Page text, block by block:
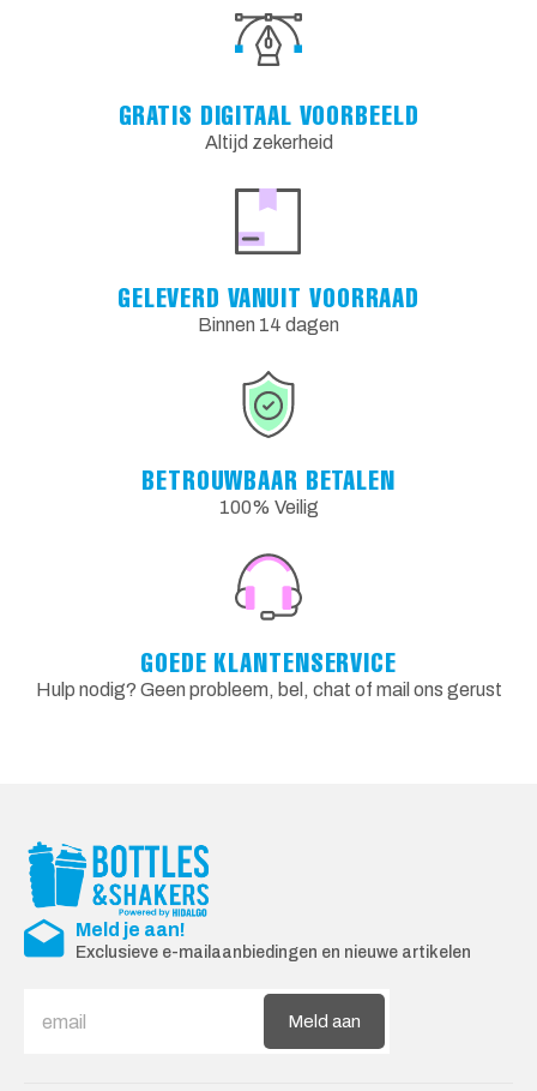
GRATIS DIGITAAL VOORBEELD
Altijd zekerheid
GELEVERD VANUIT VOORRAAD
Binnen 14 dagen
BETROUWBAAR BETALEN
100% Veilig
GOEDE KLANTENSERVICE
Hulp nodig? Geen probleem, bel, chat of mail ons gerust
Meld je aan!
Exclusieve e-mailaanbiedingen en nieuwe artikelen
Meld aan